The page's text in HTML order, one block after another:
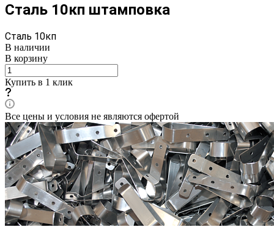
Сталь 10кп штамповка
Сталь 10кп
В наличии
В корзину
Купить в 1 клик
Все цены и условия не являются офертой